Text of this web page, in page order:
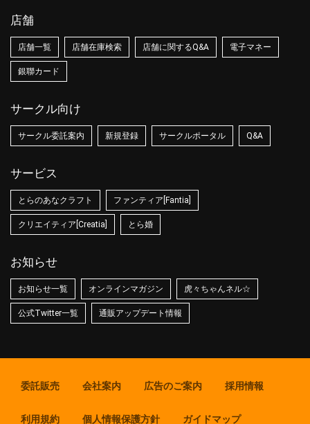
店舗
店舗一覧 店舗在庫検索 店舗に関するQ&A 電子マネー
銀聯カード
サークル向け
サークル委託案内 新規登録 サークルポータル Q&A
サービス
とらのあなクラフト ファンティア[Fantia]
クリエイティア[Creatia] とら婚
お知らせ
お知らせ一覧 オンラインマガジン 虎々ちゃんネル☆
公式Twitter一覧 通販アップデート情報
委託販売 会社案内 広告のご案内 採用情報
利用規約 個人情報保護方針 ガイドマップ